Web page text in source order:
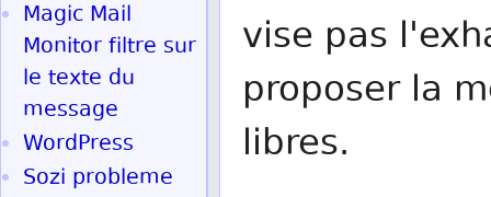
vise pas
proposer la
libres.
Magic Mail
Monitor filtre sur
le texte du
message
WordPress
Sozi probleme